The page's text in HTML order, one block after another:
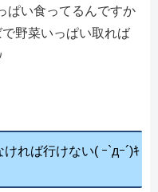
ぱい食ってるんですか
で野菜いっぱい取れば
れば行けない( ｰ`дｰ´)ｷ